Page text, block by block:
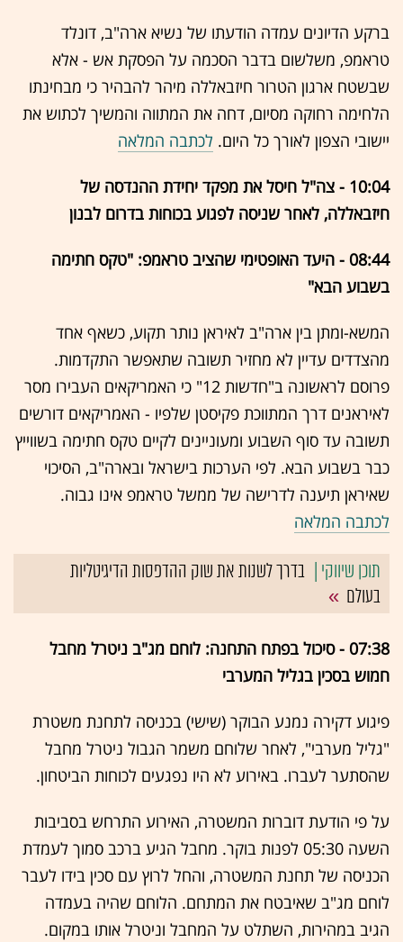
ברקע הדיונים עמדה הודעתו של נשיא ארה"ב, דונלד
טראמפ, משלשום בדבר הסכמה על הפסקת אש - אלא
שבשטח ארגון הטרור חיזבאללה מיהר להבהיר כי מבחינתו
הלחימה רחוקה מסיום, דחה את המתווה והמשיך לכתוש את
יישובי הצפון לאורך כל היום. לכתבה המלאה
10:04 - צה"ל חיסל את מפקד יחידת ההנדסה של
חיזבאללה, לאחר שניסה לפגוע בכוחות בדרום לבנון
08:44 - היעד האופטימי שהציב טראמפ: "טקס חתימה
בשבוע הבא"
המשא-ומתן בין ארה"ב לאיראן נותר תקוע, כשאף אחד
מהצדדים עדיין לא מחזיר תשובה שתאפשר התקדמות.
פרוסם לראשונה ב"חדשות 12" כי האמריקאים העבירו מסר
לאיראנים דרך המתווכת פקיסטן שלפיו - האמריקאים דורשים
תשובה עד סוף השבוע ומעוניינים לקיים טקס חתימה בשווייץ
כבר בשבוע הבא. לפי הערכות בישראל ובארה"ב, הסיכוי
שאיראן תיענה לדרישה של ממשל טראמפ אינו גבוה.
לכתבה המלאה
בדרך לשנות את שוק ההדפסות הדיגיטליות
בעולם
07:38 - סיכול בפתח התחנה: לוחם מג"ב ניטרל מחבל
חמוש בסכין בגליל המערבי
פיגוע דקירה נמנע הבוקר (שישי) בכניסה לתחנת משטרת
"גליל מערבי", לאחר שלוחם משמר הגבול ניטרל מחבל
שהסתער לעברו. באירוע לא היו נפגעים לכוחות הביטחון.
על פי הודעת דוברות המשטרה, האירוע התרחש בסביבות
השעה 05:30 לפנות בוקר. מחבל הגיע ברכב סמוך לעמדת
הכניסה של תחנת המשטרה, והחל לרוץ עם סכין בידו לעבר
לוחם מג"ב שאיבטח את המתחם. הלוחם שהיה בעמדה
הגיב במהירות, השתלט על המחבל וניטרל אותו במקום.